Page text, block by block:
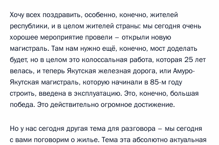
Хочу всех поздравить, особенно, конечно, жителей
республики, и в целом жителей страны: мы сегодня очень
хорошее мероприятие провели – открыли новую
магистраль. Там нам нужно ещё, конечно, мост доделать
будет, но в целом это колоссальная работа, которая 25 лет
велась, и теперь Якутская железная дорога, или Амуро-
Якутская магистраль, которую начинали в 85-м году
строить, введена в эксплуатацию. Это, конечно, большая
победа. Это действительно огромное достижение.
Но у нас сегодня другая тема для разговора – мы сегодня
с вами поговорим о жилье. Тема эта абсолютно актуальная